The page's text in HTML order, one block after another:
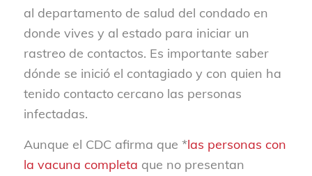
al departamento de salud del condado en
donde vives y al estado para iniciar un
rastreo de contactos. Es importante saber
dónde se inició el contagiado y con quien ha
tenido contacto cercano las personas
infectadas.
Aunque el CDC afirma que *las personas con
la vacuna completa que no presentan